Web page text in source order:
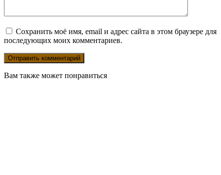
Сохранить моё имя, email и адрес сайта в этом браузере для
последующих моих комментариев.
Вам также может понравиться